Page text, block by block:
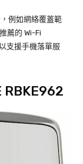
例如網絡覆蓋範
薦的 Wi-Fi
支援手機落單服
RBKE962